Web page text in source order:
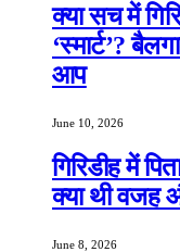
क्या सच में
‘स्मार्ट’?
आप
June 10, 2026
गिरिडीह में
क्या थी वजह
June 8, 2026